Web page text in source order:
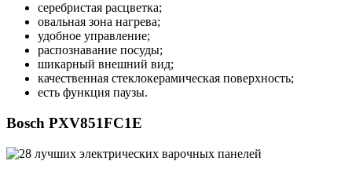
серебристая расцветка;
овальная зона нагрева;
удобное управление;
распознавание посуды;
шикарный внешний вид;
качественная стеклокерамическая поверхность;
есть функция паузы.
Bosch PXV851FC1E